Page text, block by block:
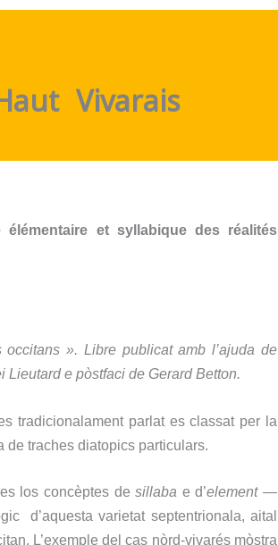
Vivarais
et syllabique des réalités
occitans ». Libre publicat amb l’ajuda de
Lieutard e pòstfaci de Gerard Betton.
tradicionalament parlat es classatper la
de traches diatopics particulars.
los concèptes desillaba e d’element—
d’aquestavarietat septentrionala, aital
. L’exemple del cas nòrd-vivarés mòstra